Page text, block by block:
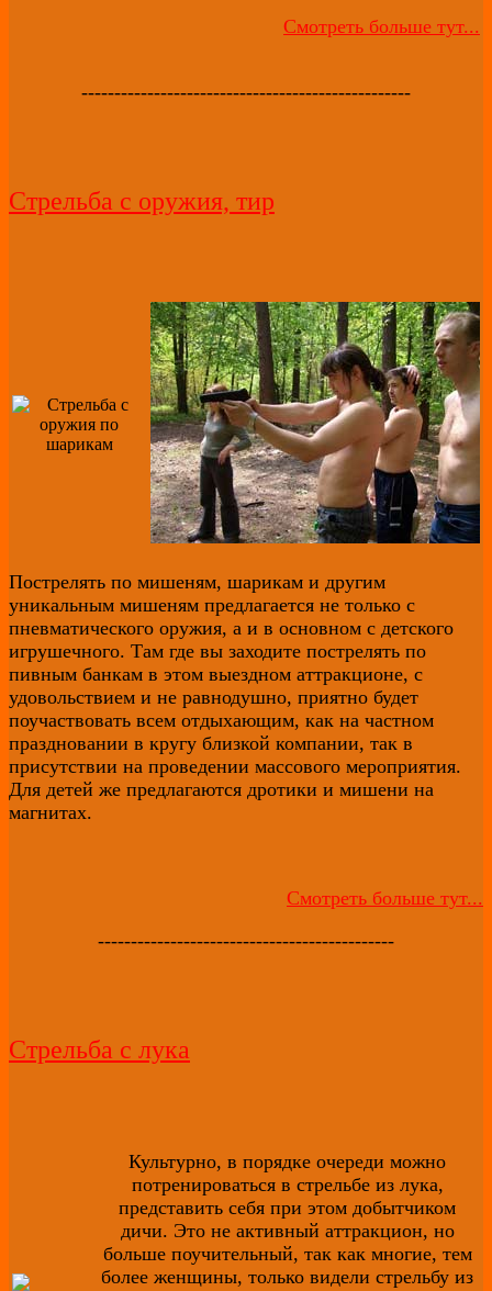
Смотреть больше тут...
--------------------------------------------------
Стрельба с оружия, тир
Пострелять по мишеням, шарикам и другим
уникальным мишеням предлагается не только с
пневматического оружия, а и в основном с детского
игрушечного. Там где вы заходите пострелять по
пивным банкам в этом выездном аттракционе, с
удовольствием и не равнодушно, приятно будет
поучаствовать всем отдыхающим, как на частном
праздновании в кругу близкой компании, так в
присутствии на проведении массового мероприятия.
Для детей же предлагаются дротики и мишени на
магнитах.
Смотреть больше тут...
---------------------------------------------
Стрельба с лука
Культурно, в порядке очереди можно
потренироваться в стрельбе из лука,
представить себя при этом добытчиком
дичи. Это не активный аттракцион, но
больше поучительный, так как многие, тем
более женщины, только видели стрельбу из